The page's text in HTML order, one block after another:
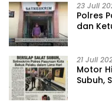
23 Juli
‎Polres
dan
21 Juli
‎Motor
Subuh,